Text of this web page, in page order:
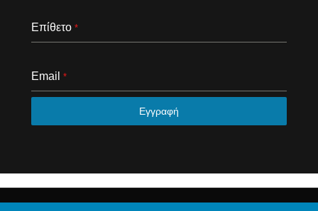
Επίθετο *
Email *
Εγγραφή